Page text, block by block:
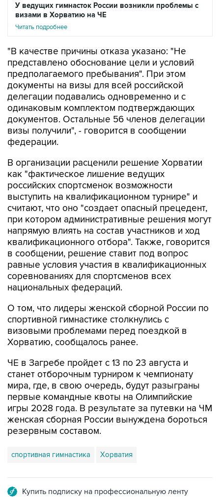
У ведущих гимнасток России возникли проблемы с
визами в Хорватию на ЧЕ
Читать подробнее
"В качестве причины отказа указано: "Не
представлено обоснование цели и условий
предполагаемого пребывания". При этом
документы на визы для всей российской
делегации подавались одновременно и с
одинаковым комплектом подтверждающих
документов. Остальные 56 членов делегации
визы получили", - говорится в сообщении
федерации.
В организации расценили решение Хорватии
как "фактическое лишение ведущих
российских спортсменок возможности
выступить на квалификационном турнире" и
считают, что оно "создает опасный прецедент,
при котором административные решения могут
напрямую влиять на состав участников и ход
квалификационного отбора". Также, говорится
в сообщении, решение ставит под вопрос
равные условия участия в квалификационных
соревнованиях для спортсменов всех
национальных федераций.
О том, что лидеры женской сборной России по
спортивной гимнастике столкнулись с
визовыми проблемами перед поездкой в
Хорватию, сообщалось ранее.
ЧЕ в Загребе пройдет с 13 по 23 августа и
станет отборочным турниром к чемпионату
мира, где, в свою очередь, будут разыграны
первые командные квоты на Олимпийские
игры 2028 года. В результате за путевки на ЧМ
женская сборная России вынуждена бороться
резервным составом.
спортивная гимнастика Хорватия
Купить подписку на профессиональную ленту